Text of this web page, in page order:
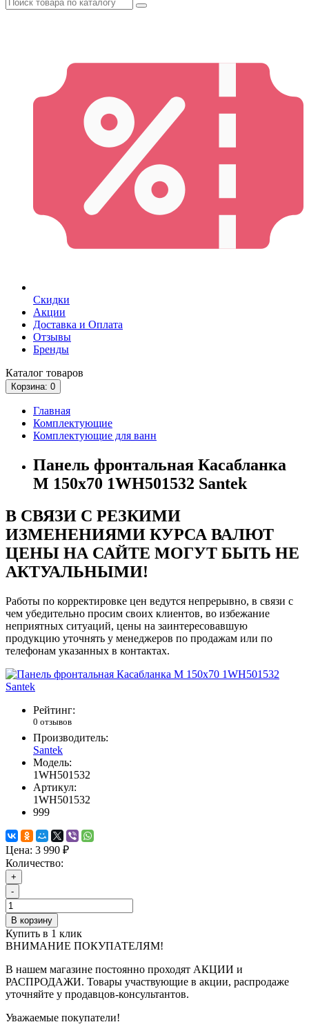
Скидки
Акции
Доставка и Оплата
Отзывы
Бренды
Каталог товаров
Корзина: 0
Главная
Комплектующие
Комплектующие для ванн
Панель фронтальная Касабланка
М 150х70 1WH501532 Santek
В СВЯЗИ С РЕЗКИМИ
ИЗМЕНЕНИЯМИ КУРСА ВАЛЮТ
ЦЕНЫ НА САЙТЕ МОГУТ БЫТЬ НЕ
АКТУАЛЬНЫМИ!
Работы по корректировке цен ведутся непрерывно, в связи с
чем убедительно просим своих клиентов, во избежание
неприятных ситуаций, цены на заинтересовавшую
продукцию уточнять у менеджеров по продажам или по
телефонам указанных в контактах.
Рейтинг:
0 отзывов
Производитель:
Santek
Модель:
1WH501532
Артикул:
1WH501532
999
Цена: 3 990 ₽
Количество:
+
-
В корзину
Купить в 1 клик
ВНИМАНИЕ ПОКУПАТЕЛЯМ!
В нашем магазине постоянно проходят АКЦИИ и
РАСПРОДАЖИ. Товары участвующие в акции, распродаже
уточняйте у продавцов-консультантов.
Уважаемые покупатели!